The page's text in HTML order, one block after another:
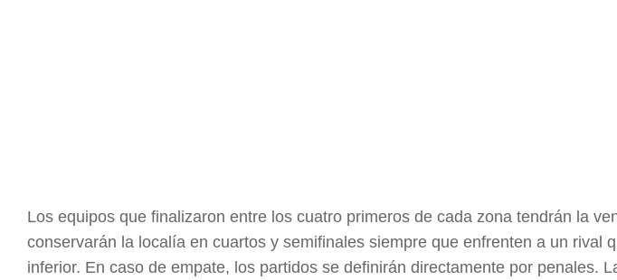
Los equipos que finalizaron entre los cuatro primeros de cada zona tendrán la
conservarán la localía en cuartos y semifinales siempre que enfrenten a un rival
inferior. En caso de empate, los partidos se definirán directamente por penales.